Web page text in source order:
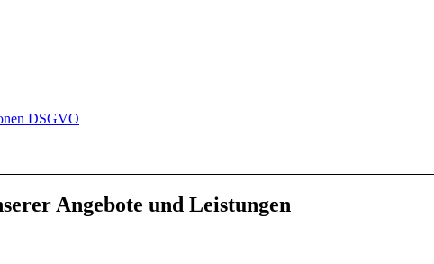
DSGVO
Angebote und Leistungen